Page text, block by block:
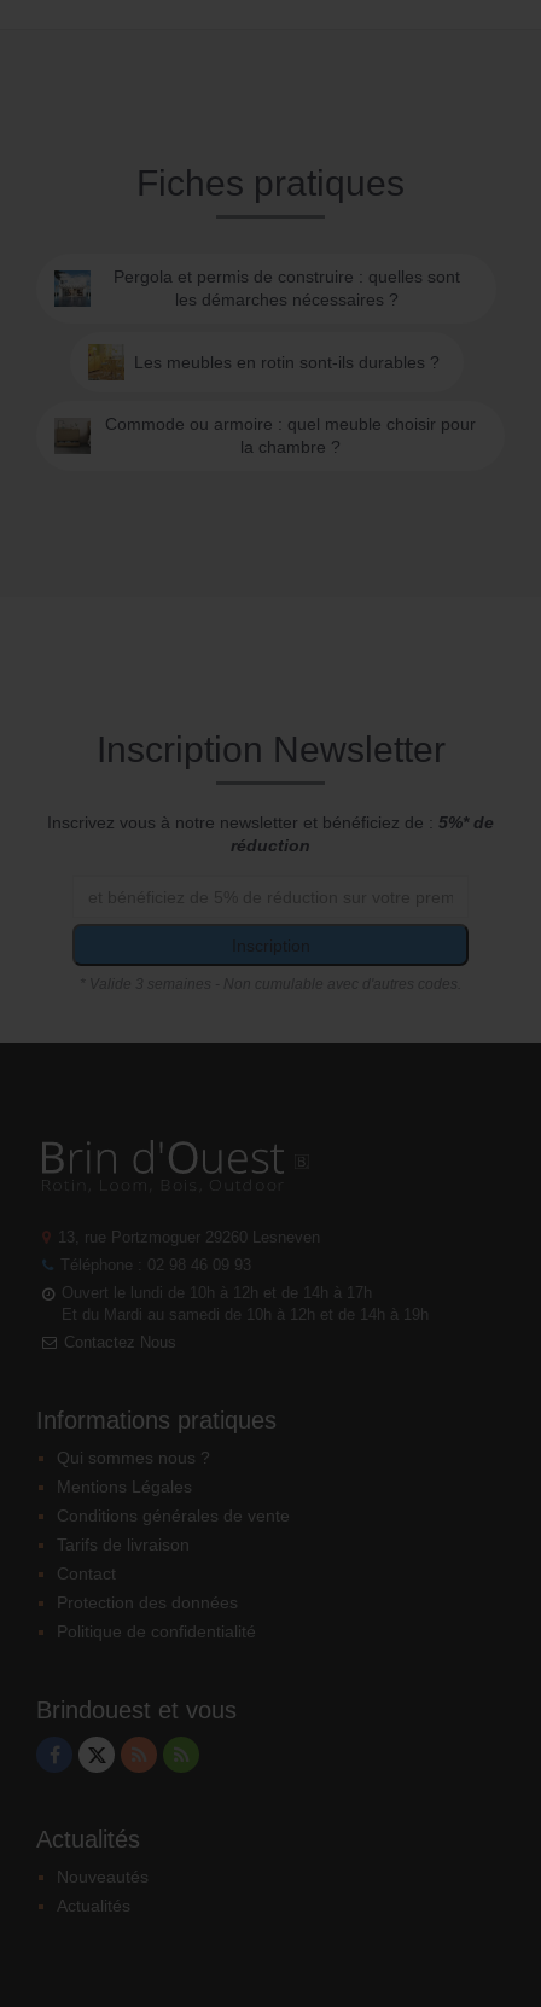
Fiches pratiques
Pergola et permis de construire : quelles sont
les démarches nécessaires ?
Les meubles en rotin sont-ils durables ?
Commode ou armoire : quel meuble choisir pour
la chambre ?
Inscription Newsletter
Inscrivez vous à notre newsletter et bénéficiez de : 5%* de
réduction
Inscription
13, rue Portzmoguer 29260 Lesneven
Téléphone : 02 98 46 09 93
Ouvert le lundi de 10h à 12h et de 14h à 17h
Et du Mardi au samedi de 10h à 12h et de 14h à 19h
Contactez Nous
Informations pratiques
Qui sommes nous ?
Mentions Légales
Conditions générales de vente
Tarifs de livraison
Contact
Protection des données
Politique de confidentialité
Brindouest et vous
Actualités
Nouveautés
Actualités